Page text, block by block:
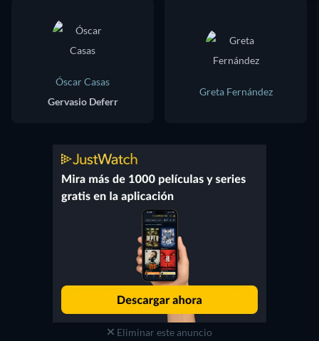
Óscar Casas
Gervasio Deferr
Greta Fernández
Eliminar este anuncio